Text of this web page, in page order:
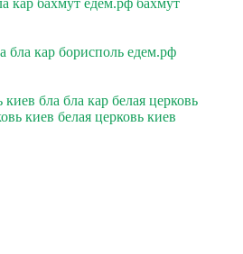
кар бахмут едем.рф бахмут
бла кар борисполь едем.рф
киев бла бла кар белая церковь
киев белая церковь киев